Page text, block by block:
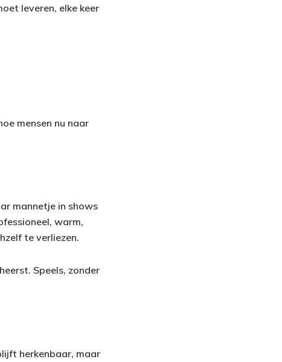
leveren, elke keer
mensen nu naar
mannetje in shows
warm,
te verliezen.
Speels, zonder
herkenbaar, maar